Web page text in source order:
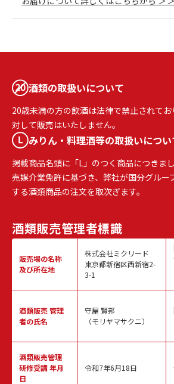
酒類の取扱いについて
20歳未満の方の飲酒は法律で禁止されて
対して販売はいたしません。
みりん・料理酒等の取扱いについ
掲載商品名頭に「L」のつく商品につきま
売媒介業免許に基づき、弊社が国分グルー
する酒類商品の注文を取次ぎます。
酒類販売管理者標識
販売場の名称
及び所在地
酒類販売管理
者の氏名
酒類販売管理
研修受講 年月
日
株式会社ミクリード
東京都新宿区西新宿2-
3-1
守屋 賢邦
（モリヤマサクニ）
令和7年6月18日